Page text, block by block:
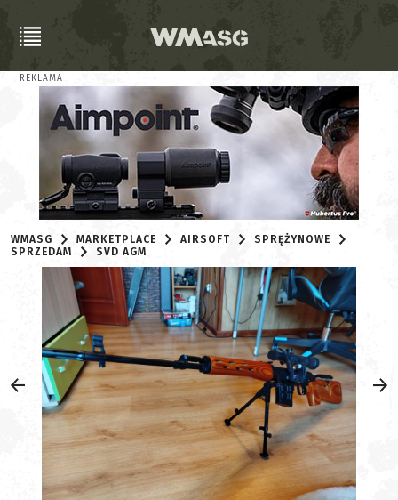
REKLAMA
WMASG MARKETPLACE AIRSOFT
SPRĘŻYNOWE
SPRZEDAM
SVD AGM